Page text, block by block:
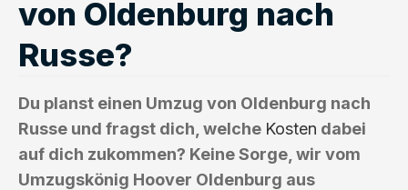
von Oldenburg nach
Russe?
Du planst einen Umzug von Oldenburg nach
Russe und fragst dich, welche Kosten dabei
auf dich zukommen? Keine Sorge, wir vom
Umzugskönig Hoover Oldenburg aus